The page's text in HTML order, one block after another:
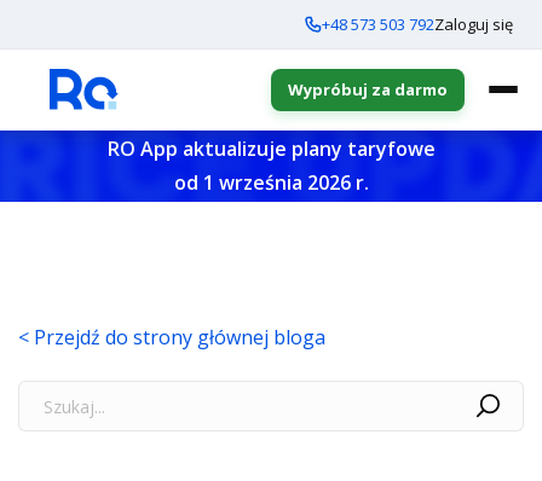
+48 573 503 792Zaloguj się
Wypróbuj za darmo
RO App aktualizuje plany taryfowe
od 1 września 2026 r.
< Przejdź do strony głównej bloga